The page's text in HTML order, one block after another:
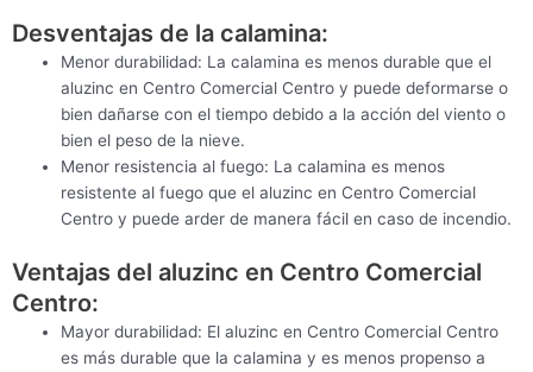
Desventajas de la calamina:
Menor durabilidad: La calamina es menos durable que el
aluzinc en Centro Comercial Centro y puede deformarse o
bien dañarse con el tiempo debido a la acción del viento o
bien el peso de la nieve.
Menor resistencia al fuego: La calamina es menos
resistente al fuego que el aluzinc en Centro Comercial
Centro y puede arder de manera fácil en caso de incendio.
Ventajas del aluzinc en Centro Comercial
Centro:
Mayor durabilidad: El aluzinc en Centro Comercial Centro
es más durable que la calamina y es menos propenso a